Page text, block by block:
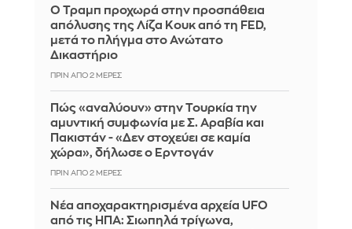
Ο Τραμπ προχωρά στην προσπάθεια
απόλυσης της Λίζα Κουκ από τη FED,
μετά το πλήγμα στο Ανώτατο
Δικαστήριο
ΠΡΙΝ ΑΠΌ 2 ΜΈΡΕΣ
Πώς «αναλύουν» στην Τουρκία την
αμυντική συμφωνία με Σ. Αραβία και
Πακιστάν - «Δεν στοχεύει σε καμία
χώρα», δήλωσε ο Ερντογάν
ΠΡΙΝ ΑΠΌ 2 ΜΈΡΕΣ
Νέα αποχαρακτηρισμένα αρχεία UFO
από τις ΗΠΑ: Σιωπηλά τρίγωνα,